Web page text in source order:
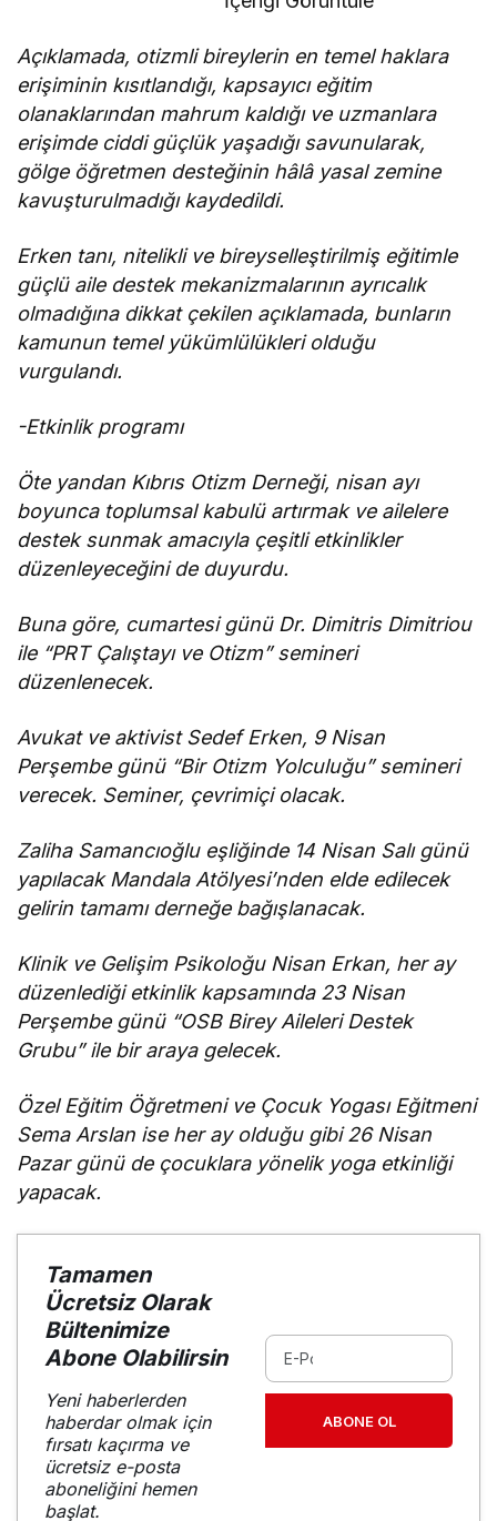
yerine
getirmeli”
Açıklamada, otizmli bireylerin en temel haklara
erişiminin kısıtlandığı, kapsayıcı eğitim
olanaklarından mahrum kaldığı ve uzmanlara
erişimde ciddi güçlük yaşadığı savunularak,
gölge öğretmen desteğinin hâlâ yasal zemine
kavuşturulmadığı kaydedildi.
Erken tanı, nitelikli ve bireyselleştirilmiş eğitimle
güçlü aile destek mekanizmalarının ayrıcalık
olmadığına dikkat çekilen açıklamada, bunların
kamunun temel yükümlülükleri olduğu
vurgulandı.
-Etkinlik programı
Öte yandan Kıbrıs Otizm Derneği, nisan ayı
boyunca toplumsal kabulü artırmak ve ailelere
destek sunmak amacıyla çeşitli etkinlikler
düzenleyeceğini de duyurdu.
Buna göre, cumartesi günü Dr. Dimitris Dimitriou
ile “PRT Çalıştayı ve Otizm” semineri
düzenlenecek.
Avukat ve aktivist Sedef Erken, 9 Nisan
Perşembe günü “Bir Otizm Yolculuğu” semineri
verecek. Seminer, çevrimiçi olacak.
Zaliha Samancıoğlu eşliğinde 14 Nisan Salı günü
yapılacak Mandala Atölyesi’nden elde edilecek
gelirin tamamı derneğe bağışlanacak.
Klinik ve Gelişim Psikoloğu Nisan Erkan, her ay
düzenlediği etkinlik kapsamında 23 Nisan
Perşembe günü “OSB Birey Aileleri Destek
Grubu” ile bir araya gelecek.
Özel Eğitim Öğretmeni ve Çocuk Yogası Eğitmeni
Sema Arslan ise her ay olduğu gibi 26 Nisan
Pazar günü de çocuklara yönelik yoga etkinliği
yapacak.
Tamamen
Ücretsiz Olarak
Bültenimize
Abone Olabilirsin
Yeni haberlerden
haberdar olmak için
fırsatı kaçırma ve
ücretsiz e-posta
aboneliğini hemen
başlat.
ABONE OL